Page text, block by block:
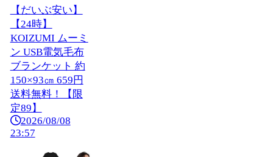
【だいぶ安い】
【24時】
KOIZUMI ムーミ
ン USB電気毛布
ブランケット 約
150×93㎝ 659円
送料無料！【限
定89】
2026/08/08
23:57